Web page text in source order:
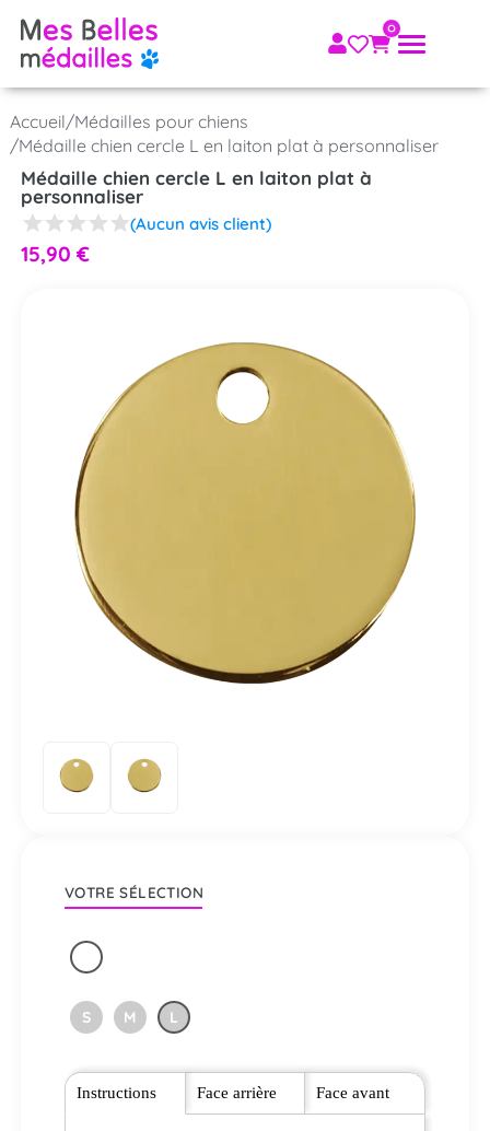
Accueil/Médailles pour chiens
/Médaille chien cercle L en laiton plat à personnaliser
Médaille chien cercle L en laiton plat à
personnaliser
(Aucun avis client)
15,90 €
VOTRE SÉLECTION
S M L
Instructions Face arrière Face avant